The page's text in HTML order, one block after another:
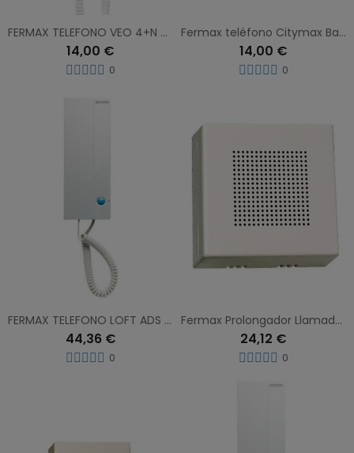
FERMAX TELEFONO VEO 4+N UNIVERSAL 3431
14,00 €
0
Fermax teléfono Citymax Basic blanco 4+N 80447
14,00 €
0
FERMAX TELEFONO LOFT ADS BASIC 3390
44,36 €
0
Fermax Prolongador Llamada Telefono 2040
24,12 €
0